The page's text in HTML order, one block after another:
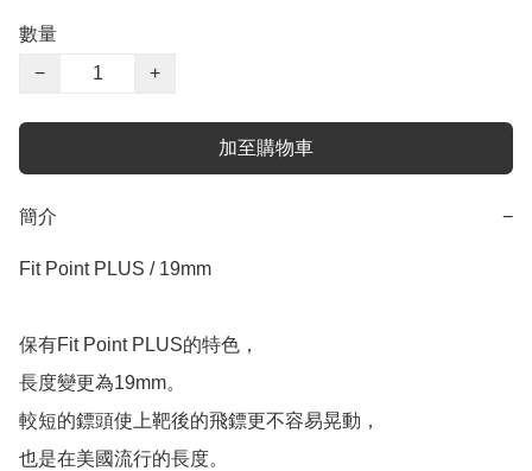
數量
−
+
加至購物車
簡介 −
Fit Point PLUS / 19mm
保有Fit Point PLUS的特色，
長度變更為19mm。
較短的鏢頭使上靶後的飛鏢更不容易晃動，
也是在美國流行的長度。